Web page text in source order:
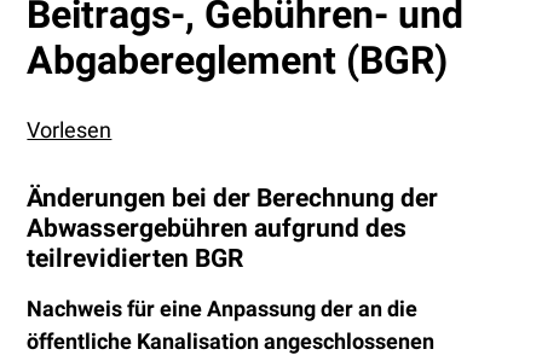
Beitrags-, Gebühren- und
Abgabereglement (BGR)
Vorlesen
Änderungen bei der Berechnung der
Abwassergebühren aufgrund des
teilrevidierten BGR
Nachweis für eine Anpassung der an die
öffentliche Kanalisation angeschlossenen